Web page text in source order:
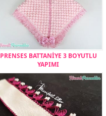
PRENSES BATTANİYE 3 BOYUTLU
YAPIMI